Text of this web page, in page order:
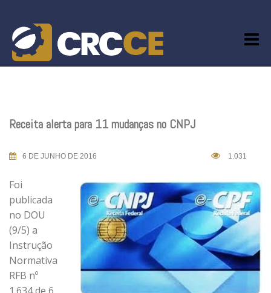
content
Receita alerta para 11 mudanças no CNPJ
6 DE JUNHO DE 2016 1.031
Foi
publicada
no DOU
(9/5) a
Instrução
Normativa
RFB nº